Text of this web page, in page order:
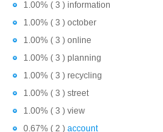
1.00% ( 3 ) information
1.00% ( 3 ) october
1.00% ( 3 ) online
1.00% ( 3 ) planning
1.00% ( 3 ) recycling
1.00% ( 3 ) street
1.00% ( 3 ) view
0.67% ( 2 ) account